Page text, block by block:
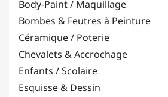
Body-Paint / Maquillage
Bombes & Feutres à Peinture
Céramique / Poterie
Chevalets & Accrochage
Enfants / Scolaire
Esquisse & Dessin